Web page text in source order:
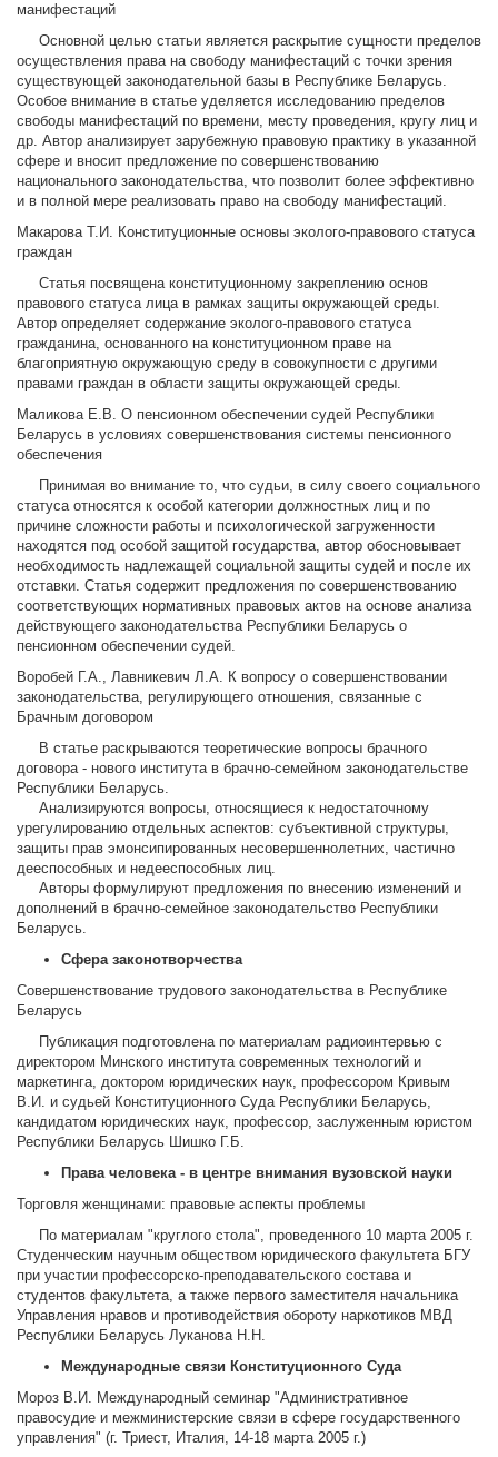
манифестаций
Основной целью статьи является раскрытие сущности пределов
осуществления права на свободу манифестаций с точки зрения
существующей законодательной базы в Республике Беларусь.
Особое внимание в статье уделяется исследованию пределов
свободы манифестаций по времени, месту проведения, кругу лиц и
др. Автор анализирует зарубежную правовую практику в указанной
сфере и вносит предложение по совершенствованию
национального законодательства, что позволит более эффективно
и в полной мере реализовать право на свободу манифестаций.
Макарова Т.И. Конституционные основы эколого-правового статуса
граждан
Статья посвящена конституционному закреплению основ
правового статуса лица в рамках защиты окружающей среды.
Автор определяет содержание эколого-правового статуса
гражданина, основанного на конституционном праве на
благоприятную окружающую среду в совокупности с другими
правами граждан в области защиты окружающей среды.
Маликова Е.В. О пенсионном обеспечении судей Республики
Беларусь в условиях совершенствования системы пенсионного
обеспечения
Принимая во внимание то, что судьи, в силу своего социального
статуса относятся к особой категории должностных лиц и по
причине сложности работы и психологической загруженности
находятся под особой защитой государства, автор обосновывает
необходимость надлежащей социальной защиты судей и после их
отставки. Статья содержит предложения по совершенствованию
соответствующих нормативных правовых актов на основе анализа
действующего законодательства Республики Беларусь о
пенсионном обеспечении судей.
Воробей Г.А., Лавникевич Л.А. К вопросу о совершенствовании
законодательства, регулирующего отношения, связанные с
Брачным договором
В статье раскрываются теоретические вопросы брачного
договора - нового института в брачно-семейном законодательстве
Республики Беларусь.
Анализируются вопросы, относящиеся к недостаточному
урегулированию отдельных аспектов: субъективной структуры,
защиты прав эмонсипированных несовершеннолетних, частично
дееспособных и недееспособных лиц.
Авторы формулируют предложения по внесению изменений и
дополнений в брачно-семейное законодательство Республики
Беларусь.
Сфера законотворчества
Совершенствование трудового законодательства в Республике
Беларусь
Публикация подготовлена по материалам радиоинтервью с
директором Минского института современных технологий и
маркетинга, доктором юридических наук, профессором Кривым
В.И. и судьей Конституционного Суда Республики Беларусь,
кандидатом юридических наук, профессор, заслуженным юристом
Республики Беларусь Шишко Г.Б.
Права человека - в центре внимания вузовской науки
Торговля женщинами: правовые аспекты проблемы
По материалам "круглого стола", проведенного 10 марта 2005 г.
Студенческим научным обществом юридического факультета БГУ
при участии профессорско-преподавательского состава и
студентов факультета, а также первого заместителя начальника
Управления нравов и противодействия обороту наркотиков МВД
Республики Беларусь Луканова Н.Н.
Международные связи Конституционного Суда
Мороз В.И. Международный семинар "Административное
правосудие и межминистерские связи в сфере государственного
управления" (г. Триест, Италия, 14-18 марта 2005 г.)